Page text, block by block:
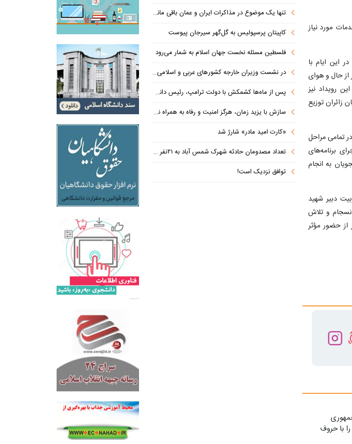
مورد نیاز
این ایام با
از حال و هوای
رویداد نیز
زائران توزیع
تمامی مراحل
برنامه‌های
به انجام
دبیر شهید
و تلاش
از حضور مؤثر
با حروف
تنها یک موضوع در مذاکرات ایران و عمان باقی مانده است
کاپیتان پرسپولیس به گل‌گهر سیرجان پیوست
فلسطین مسئله نخست جهان اسلام به شمار می‌رود
در نشست وزیران خارجه کشورهای عربی و اسلامی در امان چه گذشت؟
پس از ماه‌ها کشمکش با دولت ترامپ، رئیس دانشگاه براون کنار می‌رود
سازش با یزید زمان، هرگز امنیت و رفاه به همراه نداشته است
«کارت امید مادر» شارژ شد
تعداد مصدومان حادثه شهرک شمس آباد به ۲۱نفر رسید
توافق نزدیک است!